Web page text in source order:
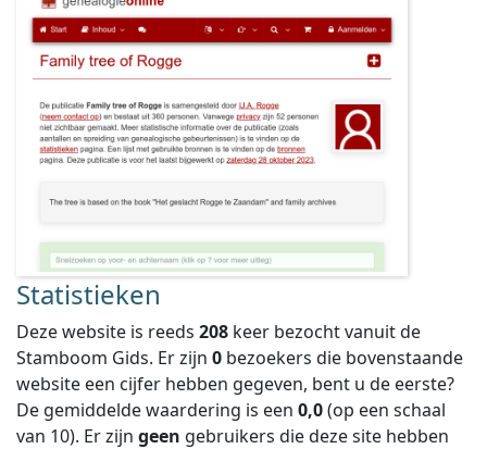
Statistieken
Deze website is reeds 208 keer bezocht vanuit de
Stamboom Gids. Er zijn 0 bezoekers die bovenstaande
website een cijfer hebben gegeven, bent u de eerste?
De gemiddelde waardering is een 0,0(op een schaal
van 10). Er zijn geen gebruikers die deze site hebben